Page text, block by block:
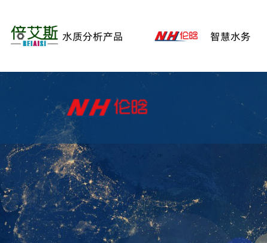
水质分析产品 智慧水务